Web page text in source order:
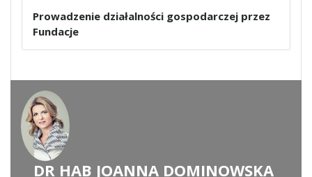
Prowadzenie działalności gospodarczej przez
Fundacje
DR HAB JOANNA DOMINOWSKA